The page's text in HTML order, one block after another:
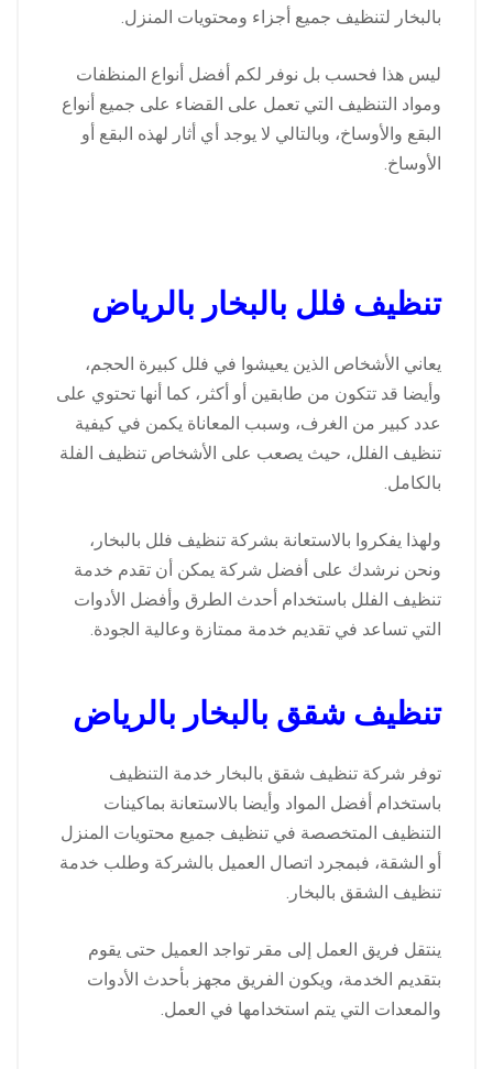
بالبخار لتنظيف جميع أجزاء ومحتويات المنزل.
ليس هذا فحسب بل نوفر لكم أفضل أنواع المنظفات
ومواد التنظيف التي تعمل على القضاء على جميع أنواع
البقع والأوساخ، وبالتالي لا يوجد أي أثار لهذه البقع أو
الأوساخ.
تنظيف فلل بالبخار بالرياض
يعاني الأشخاص الذين يعيشوا في فلل كبيرة الحجم،
وأيضا قد تتكون من طابقين أو أكثر، كما أنها تحتوي على
عدد كبير من الغرف، وسبب المعاناة يكمن في كيفية
تنظيف الفلل، حيث يصعب على الأشخاص تنظيف الفلة
بالكامل.
ولهذا يفكروا بالاستعانة بشركة تنظيف فلل بالبخار،
ونحن نرشدك على أفضل شركة يمكن أن تقدم خدمة
تنظيف الفلل باستخدام أحدث الطرق وأفضل الأدوات
التي تساعد في تقديم خدمة ممتازة وعالية الجودة.
تنظيف شقق بالبخار بالرياض
توفر شركة تنظيف شقق بالبخار خدمة التنظيف
باستخدام أفضل المواد وأيضا بالاستعانة بماكينات
التنظيف المتخصصة في تنظيف جميع محتويات المنزل
أو الشقة، فبمجرد اتصال العميل بالشركة وطلب خدمة
تنظيف الشقق بالبخار.
ينتقل فريق العمل إلى مقر تواجد العميل حتى يقوم
بتقديم الخدمة، ويكون الفريق مجهز بأحدث الأدوات
والمعدات التي يتم استخدامها في العمل.